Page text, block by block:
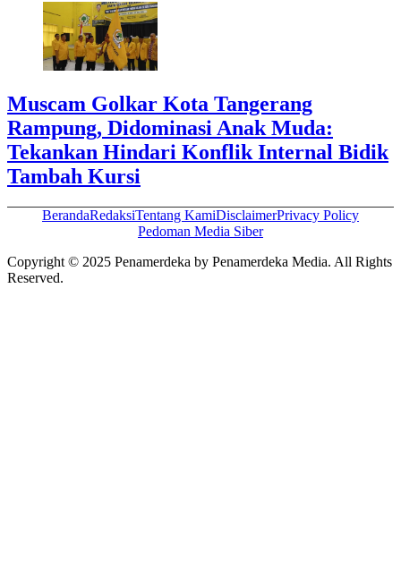
Muscam Golkar Kota Tangerang
Rampung, Didominasi Anak Muda:
Tekankan Hindari Konflik Internal Bidik
Tambah Kursi
BerandaRedaksiTentang KamiDisclaimerPrivacy Policy
Pedoman Media Siber
Copyright © 2025 Penamerdeka by Penamerdeka Media. All Rights
Reserved.